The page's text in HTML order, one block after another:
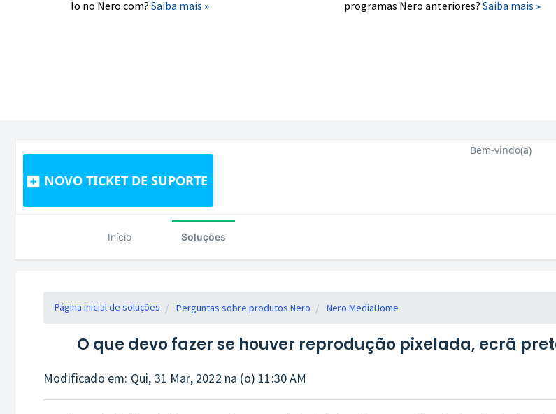
lo no Nero.com? Saiba mais »
programas Nero anteriores? Saiba mais »
NOVO TICKET DE SUPORTE
Bem-vindo(a)
Início Soluções
Página inicial de soluções Perguntas sobre produtos Nero Nero MediaHome
O que devo fazer se houver reprodução pixelada, ecrã
Modificado em: Qui, 31 Mar, 2022 na (o) 11:30 AM